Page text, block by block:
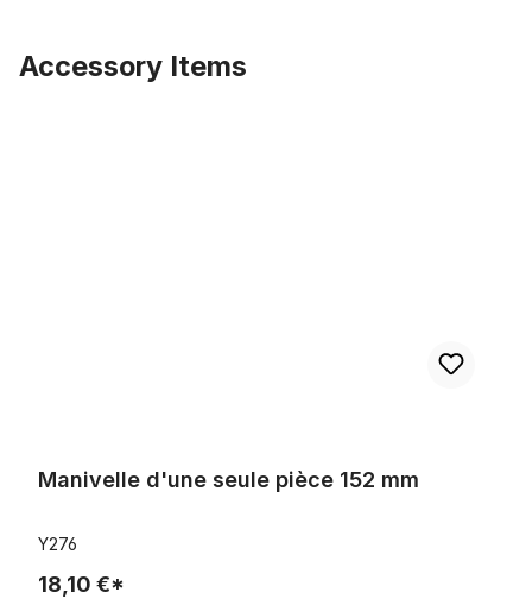
Accessory Items
Manivelle d'une seule pièce 152 mm
Y276
18,10 €*